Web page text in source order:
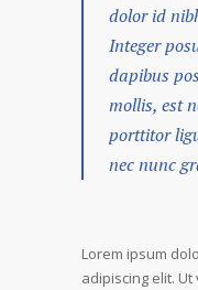
dolor id
Integer
dapibus
mollis, est
porttitor
nec nunc
Lorem ipsum
adipiscing elit.